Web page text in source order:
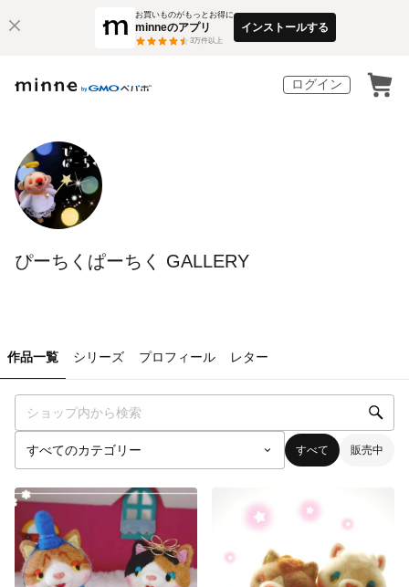
お買いものがもっとお得に
minneのアプリ
3万件以上
インストールする
ログイン
ぴーちくぱーちく GALLERY
作品一覧 シリーズ プロフィール レター
すべて 販売中